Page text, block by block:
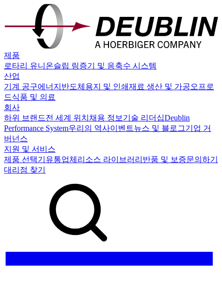
제품
로타리 유니온슬립 링증기 및 응축수 시스템
산업
기계 공구에너지 반도체 용지 및 인쇄재료 생산 및 가공오프로
드식품 및 의료
회사
하위 브랜드전 세계 위치 채용 정보 기술 리더십Deublin
Performance System우리의 역사이벤트뉴스 및 블로그기업 거
버넌스
지원 및 서비스
제품 선택기 유통업체 리소스 라이브러리 반품 및 보증문의하기
대리점 찾기